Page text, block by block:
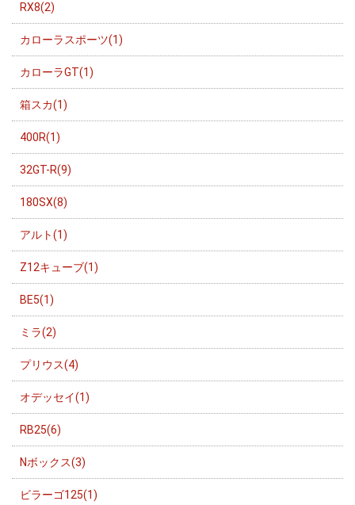
RX8(2)
カローラスポーツ(1)
カローラGT(1)
箱スカ(1)
400R(1)
32GT-R(9)
180SX(8)
アルト(1)
Z12キューブ(1)
BE5(1)
ミラ(2)
プリウス(4)
オデッセイ(1)
RB25(6)
Nボックス(3)
ビラーゴ125(1)